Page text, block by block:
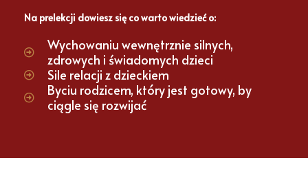
Na prelekcji dowiesz się co warto wiedzieć o:
Wychowaniu wewnętrznie silnych,
zdrowych i świadomych dzieci
Sile relacji z dzieckiem
Byciu rodzicem, który jest gotowy, by
ciągle się rozwijać